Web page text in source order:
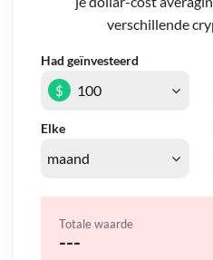
verschillende
Had geïnvesteerd
Elke
$
Totale waarde
---